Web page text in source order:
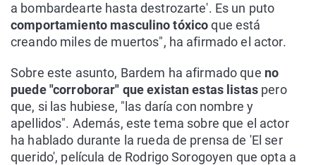
a bombardearte hasta destrozarte'. Es un puto
comportamiento masculino tóxicoque está
creando miles de muertos", ha afirmado el actor.
Sobre este asunto, Bardem ha afirmado que no
puede "corroborar" que existan estas listas pero
que, si las hubiese, "las daría con nombre y
apellidos". Además, este tema sobre que el actor
ha hablado durante la rueda de prensa de 'El ser
querido', película de Rodrigo Sorogoyen que opta a